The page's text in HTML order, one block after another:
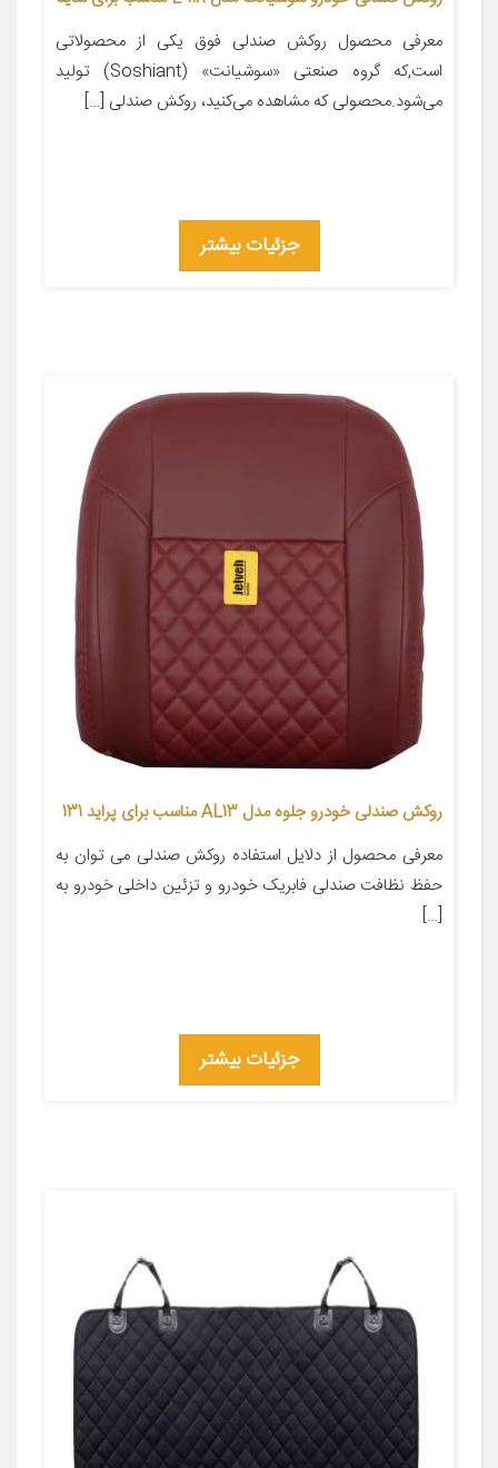
معرفی محصول روکش صندلی فوق یکی از محصولاتی
است,که گروه صنعتی «سوشیانت» (Soshiant) تولید
می‌شود.محصولی که مشاهده می‌کنید، روکش صندلی […]
جزئیات بیشتر
روکش صندلی خودرو جلوه مدل AL13 مناسب برای پراید 131
معرفی محصول از دلایل استفاده روکش صندلی می توان به
حفظ نظافت صندلی فابریک خودرو و تزئین داخلی خودرو به
[…]
جزئیات بیشتر